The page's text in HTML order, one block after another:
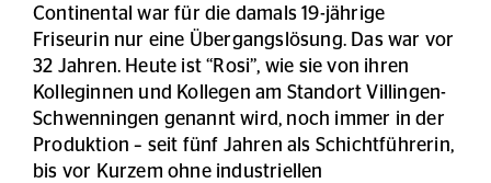
Continental war für die damals 19-jährige
Friseurin nur eine Übergangslösung. Das war vor
32 Jahren. Heute ist “Rosi”, wie sie von ihren
Kolleginnen und Kollegen am Standort Villingen-
Schwenningen genannt wird, noch immer in der
Produktion – seit fünf Jahren als Schichtführerin,
bis vor Kurzem ohne industriellen